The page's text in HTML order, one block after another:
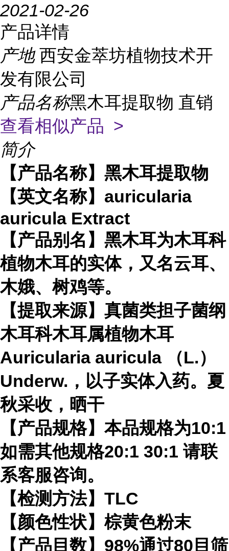
2021-02-26
产品详情
产地 西安金萃坊植物技术开
发有限公司
产品名称黑木耳提取物 直销
查看相似产品 >
简介
【产品名称】黑木耳提取物
【英文名称】auricularia
auricula Extract
【产品别名】黑木耳为木耳科
植物木耳的实体，又名云耳、
木娥、树鸡等。
【提取来源】真菌类担子菌纲
木耳科木耳属植物木耳
Auricularia auricula （L.）
Underw.，以子实体入药。夏
秋采收，晒干
【产品规格】本品规格为10:1
如需其他规格20:1 30:1 请联
系客服咨询。
【检测方法】TLC
【颜色性状】棕黄色粉末
【产品目数】98%通过80目筛